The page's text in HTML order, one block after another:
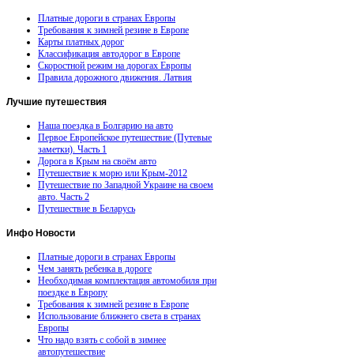
Платные дороги в странах Европы
Требования к зимней резине в Европе
Карты платных дорог
Классификация автодорог в Европе
Скоростной режим на дорогах Европы
Правила дорожного движения. Латвия
Лучшие путешествия
Наша поездка в Болгарию на авто
Первое Европейское путешествие (Путевые
заметки). Часть 1
Дорога в Крым на своём авто
Путешествие к морю или Крым-2012
Путешествие по Западной Украине на своем
авто. Часть 2
Путешествие в Беларусь
Инфо Новости
Платные дороги в странах Европы
Чем занять ребенка в дороге
Необходимая комплектация автомобиля при
поездке в Европу
Требования к зимней резине в Европе
Использование ближнего света в странах
Европы
Что надо взять с собой в зимнее
автопутешествие